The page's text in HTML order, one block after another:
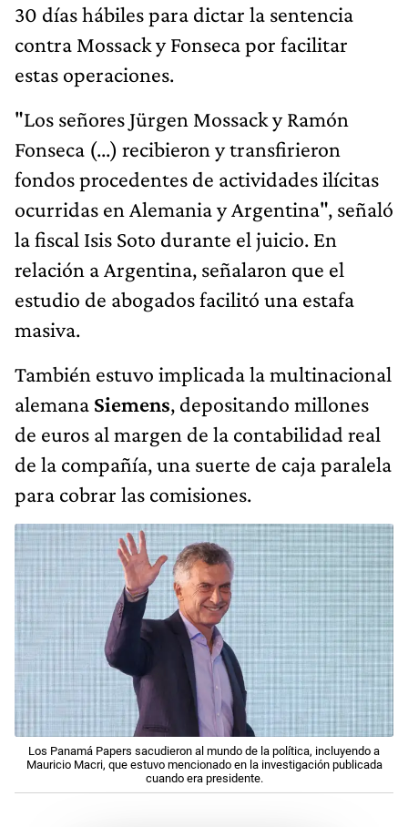
30 días hábiles para dictar la sentencia
contra Mossack y Fonseca por facilitar
estas operaciones.
"Los señores Jürgen Mossack y Ramón
Fonseca (...) recibieron y transfirieron
fondos procedentes de actividades ilícitas
ocurridas en Alemania y Argentina", señaló
la fiscal Isis Soto durante el juicio. En
relación a Argentina, señalaron que el
estudio de abogados facilitó una estafa
masiva.
También estuvo implicada la multinacional
alemana Siemens, depositando millones
de euros al margen de la contabilidad real
de la compañía, una suerte de caja paralela
para cobrar las comisiones.
Los Panamá Papers sacudieron al mundo de la política, incluyendo a
Mauricio Macri, que estuvo mencionado en la investigación publicada
cuando era presidente.